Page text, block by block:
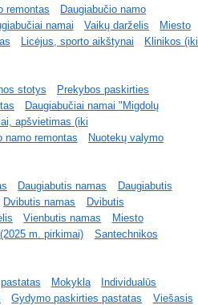
remontas
Daugiabučio namo
namai Vaikų darželis
Miesto
Licėjus, sporto aikštynai
Klinikos (iki
stotys
Prekybos paskirties
Daugiabučiai namai "Migdolų
apšvietimas (iki
namo remontas
Nuotekų valymo
Daugiabutis namas
Daugiabutis
Dvibutis namas
Dvibutis
Vienbutis namas
Miesto
m. pirkimai)
Santechnikos
Mokykla
Individualūs
Gydymo paskirties pastatas
Viešasis